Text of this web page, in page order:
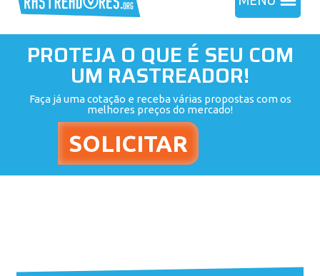
PROTEJA O QUE É SEU COM
UM RASTREADOR!
Faça já uma cotação e receba várias propostas com os
melhores preços do mercado!